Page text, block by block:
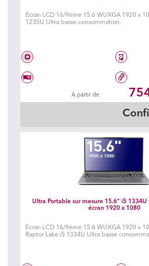
Ecran LCD 16/9ème 15.6 WUXGA 1920 x
1235U Ultra basse consommation.
Intel® Core™ i5 1235U Disque dur à
Carte graphique à choisir Mémoire à
À partir de
Ultra Portable sur mesure 15.6" i5 1334U
écran 1920 x 1080
Ecran LCD 16/9ème 15.6 WUXGA 1920 x
Raptor Lake i5 1334U Ultra basse